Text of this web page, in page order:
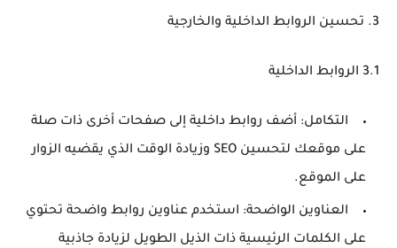
3. تحسين الروابط الداخلية والخارجية
3.1 الروابط الداخلية
التكامل: أضف روابط داخلية إلى صفحات أخرى ذات صلة
على موقعك لتحسين SEO وزيادة الوقت الذي يقضيه الزوار
على الموقع.
العناوين الواضحة: استخدم عناوين روابط واضحة تحتوي
على الكلمات الرئيسية ذات الذيل الطويل لزيادة جاذبية